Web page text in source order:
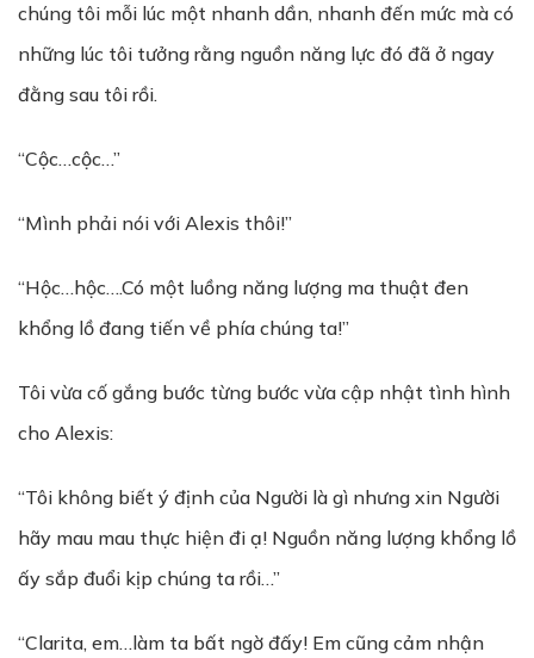
chúng tôi mỗi lúc một nhanh dần, nhanh đến mức mà có
những lúc tôi tưởng rằng nguồn năng lực đó đã ở ngay
đằng sau tôi rồi.
“Cộc…cộc…”
“Mình phải nói với Alexis thôi!”
“Hộc…hộc….Có một luồng năng lượng ma thuật đen
khổng lồ đang tiến về phía chúng ta!”
Tôi vừa cố gắng bước từng bước vừa cập nhật tình hình
cho Alexis:
“Tôi không biết ý định của Người là gì nhưng xin Người
hãy mau mau thực hiện đi ạ! Nguồn năng lượng khổng lồ
ấy sắp đuổi kịp chúng ta rồi…”
“Clarita, em…làm ta bất ngờ đấy! Em cũng cảm nhận